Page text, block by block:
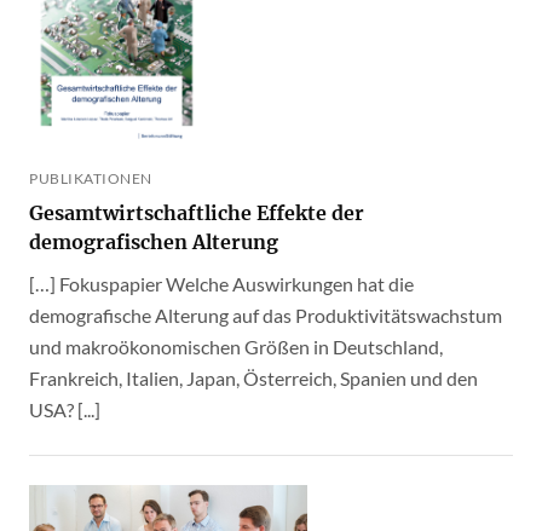
PUBLIKATIONEN
Gesamtwirtschaftliche Effekte der
demografischen Alterung
[…] Fokuspapier Welche Auswirkungen hat die
demografische Alterung auf das Produktivitätswachstum
und makroökonomischen Größen in Deutschland,
Frankreich, Italien, Japan, Österreich, Spanien und den
USA? [...]